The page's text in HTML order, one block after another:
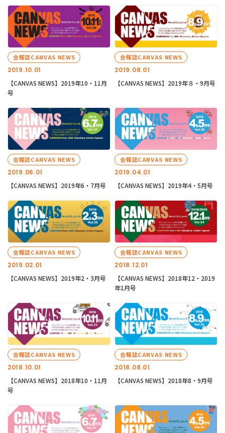
2019.10.01
会報誌CANVAS NEWS
【CANVAS NEWS】2019年10・11月
号
2019.08.01
会報誌CANVAS NEWS
【CANVAS NEWS】2019年８・9月号
2019.06.01
会報誌CANVAS NEWS
【CANVAS NEWS】2019年6・7月号
2019.04.01
会報誌CANVAS NEWS
【CANVAS NEWS】2019年4・5月号
2019.02.01
会報誌CANVAS NEWS
【CANVAS NEWS】2019年2・3月号
2018.12.01
会報誌CANVAS NEWS
【CANVAS NEWS】2018年12・2019
年1月号
2018.10.01
会報誌CANVAS NEWS
【CANVAS NEWS】2018年10・11月
号
2018.08.01
会報誌CANVAS NEWS
【CANVAS NEWS】2018年8・9月号